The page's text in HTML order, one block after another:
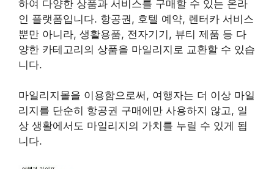
하여 다양한 상품과 서비스를 구매할 수 있는 온라
인 플랫폼입니다. 항공권, 호텔 예약, 렌터카 서비스
뿐만 아니라, 생활용품, 전자기기, 뷰티 제품 등 다
양한 카테고리의 상품을 마일리지로 교환할 수 있습
니다.
마일리지몰을 이용함으로써, 여행자는 더 이상 마일
리지를 단순히 항공권 구매에만 사용하지 않고, 일
상 생활에서도 마일리지의 가치를 누릴 수 있게 됩
니다.